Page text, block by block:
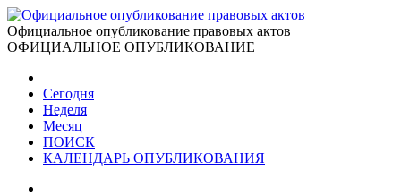
Официальное опубликование правовых актов
ОФИЦИАЛЬНОЕ ОПУБЛИКОВАНИЕ
Сегодня
Неделя
Месяц
ПОИСК
КАЛЕНДАРЬ ОПУБЛИКОВАНИЯ